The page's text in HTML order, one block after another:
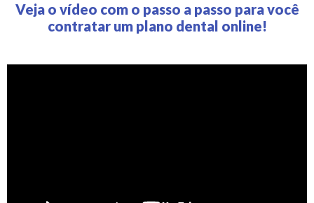
Veja o vídeo com o passo a passo para você
contratar um plano dental online!